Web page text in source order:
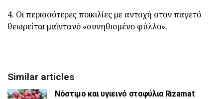
4. Οι περισσότερες ποικιλίες με αντοχή στον παγετό
θεωρείται μαϊντανό «συνηθισμένο φύλλο».
Similar articles
Νόστιμο και υγιεινό σταφύλια Rizamat